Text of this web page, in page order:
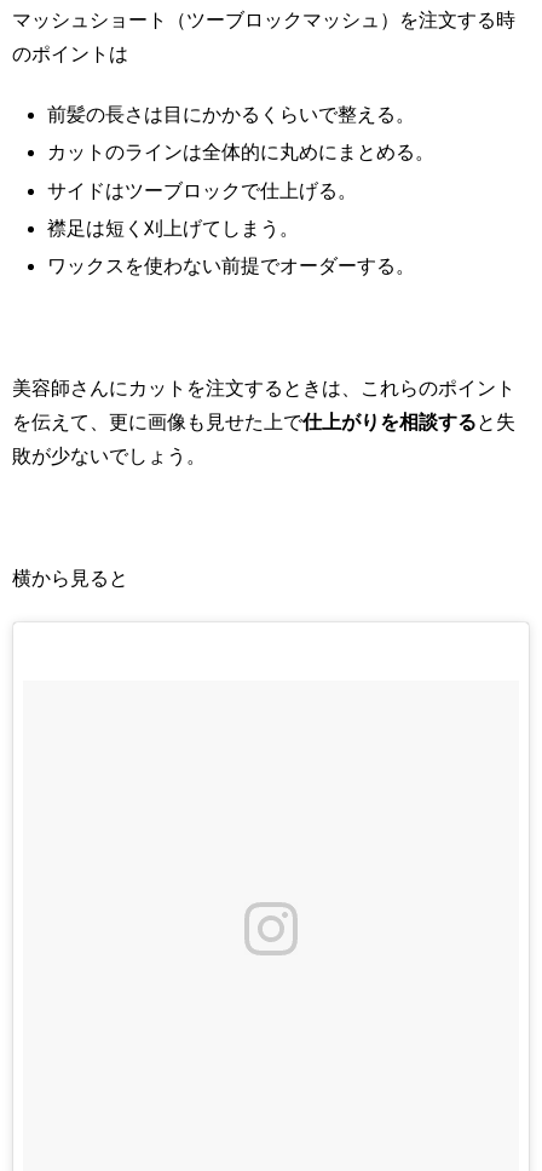
マッシュショート（ツーブロックマッシュ）を注文する時
のポイントは
前髪の長さは目にかかるくらいで整える。
カットのラインは全体的に丸めにまとめる。
サイドはツーブロックで仕上げる。
襟足は短く刈上げてしまう。
ワックスを使わない前提でオーダーする。
美容師さんにカットを注文するときは、これらのポイント
を伝えて、更に画像も見せた上で仕上がりを相談すると失
敗が少ないでしょう。
横から見ると